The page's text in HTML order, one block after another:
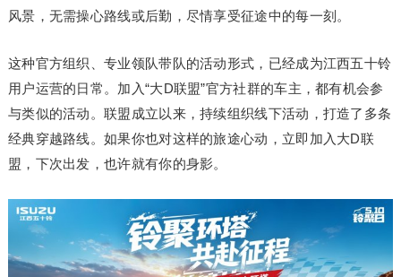
风景，无需操心路线或后勤，尽情享受征途中的每一刻。
这种官方组织、专业领队带队的活动形式，已经成为江西五十铃
用户运营的日常。加入“大D联盟”官方社群的车主，都有机会参
与类似的活动。联盟成立以来，持续组织线下活动，打造了多条
经典穿越路线。如果你也对这样的旅途心动，立即加入大D联
盟，下次出发，也许就有你的身影。